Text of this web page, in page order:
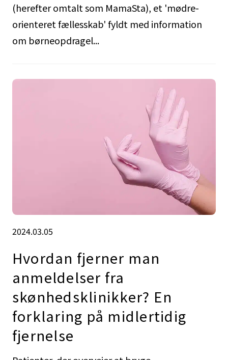
(herefter omtalt som MamaSta), et 'mødre-
orienteret fællesskab' fyldt med information
om børneopdragel...
2024.03.05
Hvordan fjerner man
anmeldelser fra
skønhedsklinikker? En
forklaring på midlertidig
fjernelse